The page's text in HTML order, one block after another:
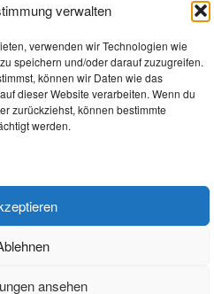
verwalten
verwenden wir Technologien wie
speichern und/oder darauf zuzugreifen.
können wir Daten wie das
dieser Website verarbeiten. Wenn du
zurückziehst, können bestimmte
werden.
ansehen